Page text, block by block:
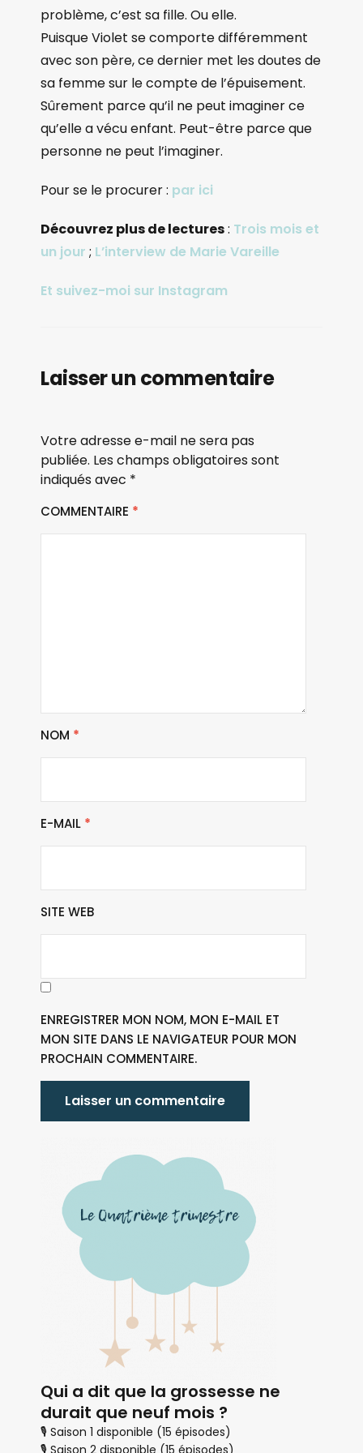
problème, c’est sa fille. Ou elle.
Puisque Violet se comporte différemment
avec son père, ce dernier met les doutes de
sa femme sur le compte de l’épuisement.
Sûrement parce qu’il ne peut imaginer ce
qu’elle a vécu enfant. Peut-être parce que
personne ne peut l’imaginer.
Pour se le procurer : par ici
Découvrez plus de lectures: Trois mois et
un jour ; L’interview de Marie Vareille
Et suivez-moi sur Instagram
Laisser un commentaire
Votre adresse e-mail ne sera pas
publiée. Les champs obligatoires sont
indiqués avec *
COMMENTAIRE *
NOM *
E-MAIL *
SITE WEB
ENREGISTRER MON NOM, MON E-MAIL ET
MON SITE DANS LE NAVIGATEUR POUR MON
PROCHAIN COMMENTAIRE.
Qui a dit que la grossesse ne
durait que neuf mois ?
🎙 Saison 1 disponible (15 épisodes)
🎙 Saison 2 disponible (15 épisodes)